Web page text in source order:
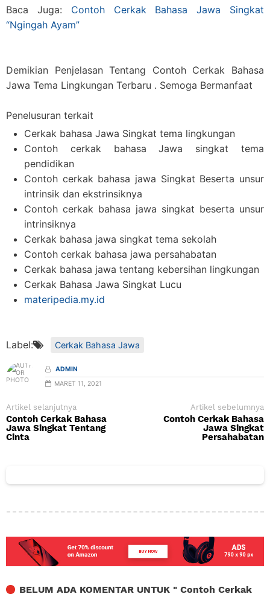
Baca Juga: Contoh Cerkak Bahasa Jawa Singkat
“Ngingah Ayam”
Demikian Penjelasan Tentang Contoh Cerkak Bahasa
Jawa Tema Lingkungan Terbaru . Semoga Bermanfaat
Penelusuran terkait
Cerkak bahasa Jawa Singkat tema lingkungan
Contoh cerkak bahasa Jawa singkat tema
pendidikan
Contoh cerkak bahasa jawa Singkat Beserta unsur
intrinsik dan ekstrinsiknya
Contoh cerkak bahasa jawa singkat beserta unsur
intrinsiknya
Cerkak bahasa jawa singkat tema sekolah
Contoh cerkak bahasa jawa persahabatan
Cerkak bahasa jawa tentang kebersihan lingkungan
Cerkak Bahasa Jawa Singkat Lucu
materipedia.my.id
Label: Cerkak Bahasa Jawa
ADMIN
MARET 11, 2021
Artikel selanjutnya
Contoh Cerkak Bahasa
Jawa Singkat Tentang
Cinta
Artikel sebelumnya
Contoh Cerkak Bahasa
Jawa Singkat
Persahabatan
BELUM ADA KOMENTAR UNTUK " Contoh Cerkak